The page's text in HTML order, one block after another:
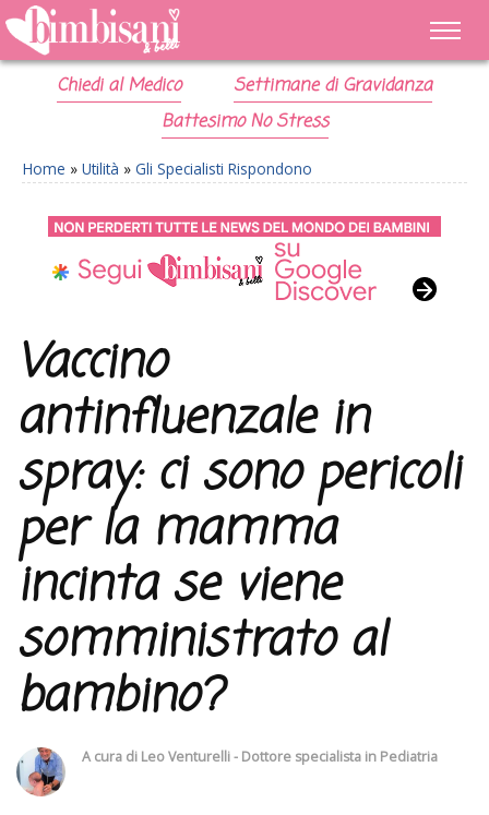
Chiedi al Medico
Settimane di Gravidanza
Battesimo No Stress
Home » Utilità » Gli Specialisti Rispondono
Vaccino
antinfluenzale in
spray: ci sono pericoli
per la mamma
incinta se viene
somministrato al
bambino?
A cura di Leo Venturelli - Dottore specialista in Pediatria